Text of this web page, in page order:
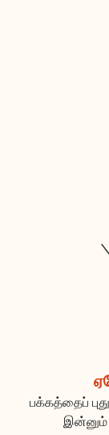
பக்கத்தைப்
இன்னும்